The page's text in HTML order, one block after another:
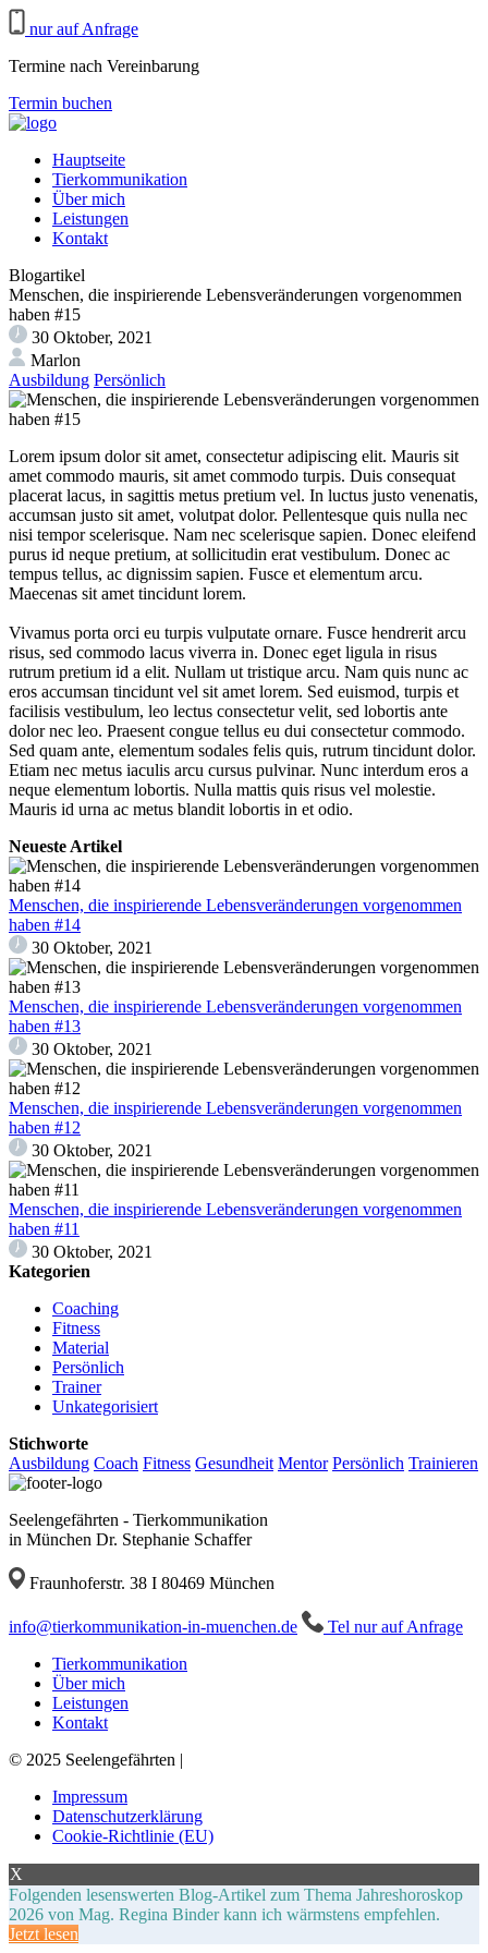
nur auf Anfrage
Termine nach Vereinbarung
Termin buchen
Hauptseite
Tierkommunikation
Über mich
Leistungen
Kontakt
Blogartikel
Menschen, die inspirierende Lebensveränderungen vorgenommen
haben #15
30 Oktober, 2021
Marlon
Ausbildung Persönlich
Lorem ipsum dolor sit amet, consectetur adipiscing elit. Mauris sit
amet commodo mauris, sit amet commodo turpis. Duis consequat
placerat lacus, in sagittis metus pretium vel. In luctus justo venenatis,
accumsan justo sit amet, volutpat dolor. Pellentesque quis nulla nec
nisi tempor scelerisque. Nam nec scelerisque sapien. Donec eleifend
purus id neque pretium, at sollicitudin erat vestibulum. Donec ac
tempus tellus, ac dignissim sapien. Fusce et elementum arcu.
Maecenas sit amet tincidunt lorem.
Vivamus porta orci eu turpis vulputate ornare. Fusce hendrerit arcu
risus, sed commodo lacus viverra in. Donec eget ligula in risus
rutrum pretium id a elit. Nullam ut tristique arcu. Nam quis nunc ac
eros accumsan tincidunt vel sit amet lorem. Sed euismod, turpis et
facilisis vestibulum, leo lectus consectetur velit, sed lobortis ante
dolor nec leo. Praesent congue tellus eu dui consectetur commodo.
Sed quam ante, elementum sodales felis quis, rutrum tincidunt dolor.
Etiam nec metus iaculis arcu cursus pulvinar. Nunc interdum eros a
neque elementum lobortis. Nulla mattis quis risus vel molestie.
Mauris id urna ac metus blandit lobortis in et odio.
Neueste Artikel
Menschen, die inspirierende Lebensveränderungen vorgenommen
haben #14
30 Oktober, 2021
Menschen, die inspirierende Lebensveränderungen vorgenommen
haben #13
30 Oktober, 2021
Menschen, die inspirierende Lebensveränderungen vorgenommen
haben #12
30 Oktober, 2021
Menschen, die inspirierende Lebensveränderungen vorgenommen
haben #11
30 Oktober, 2021
Kategorien
Coaching
Fitness
Material
Persönlich
Trainer
Unkategorisiert
Stichworte
Ausbildung Coach Fitness Gesundheit Mentor Persönlich Trainieren
Seelengefährten - Tierkommunikation
in München Dr. Stephanie Schaffer
Fraunhoferstr. 38 I 80469 München
ed.nehcneum-ni-noitakinummokreit@ofni
Tel nur auf Anfrage
Tierkommunikation
Über mich
Leistungen
Kontakt
© 2025 Seelengefährten |
Impressum
Datenschutzerklärung
Cookie-Richtlinie (EU)
X
Folgenden lesenswerten Blog-Artikel zum Thema Jahreshoroskop
2026 von Mag. Regina Binder kann ich wärmstens empfehlen.
Jetzt lesen